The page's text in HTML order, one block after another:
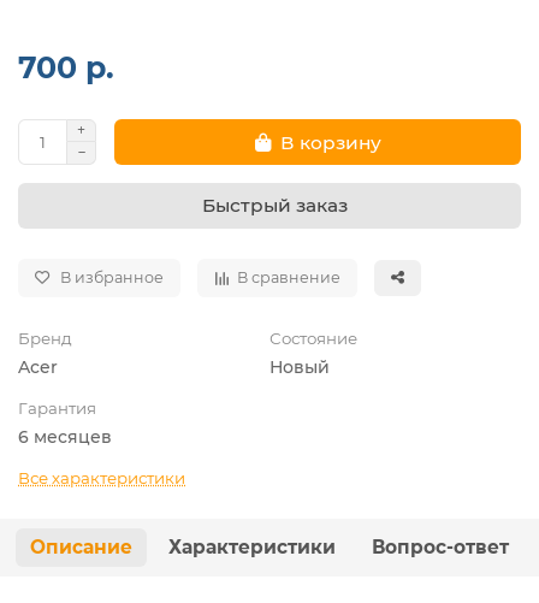
700 р.
В корзину
Быстрый заказ
В избранное В сравнение
Бренд
Acer
Состояние
Новый
Гарантия
6 месяцев
Все характеристики
Описание Характеристики Вопрос-ответ